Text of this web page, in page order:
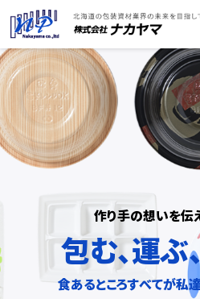
作り手の想いを伝
包む、運ぶ
食あるところすべてが私